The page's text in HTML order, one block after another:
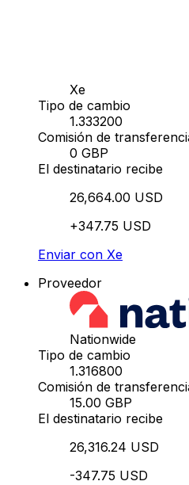
Xe
Tipo de cambio
1.333200
Comisión de
0 GBP
El destinatario recibe
26,664.00 USD
+347.75 USD
Enviar con Xe
Proveedor
Nationwide
Tipo de cambio
1.316800
Comisión de
15.00 GBP
El destinatario recibe
26,316.24 USD
-347.75 USD